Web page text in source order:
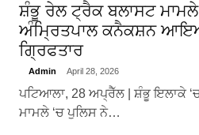
ਸ਼ੰਭੂ ਰੇਲ ਟ੍ਰੈਕ ਬਲਾਸਟ ਮਾਮਲੇ
ਅੰਮ੍ਰਿਤਪਾਲ ਕਨੈਕਸ਼ਨ
ਗ੍ਰਿਫਤਾਰ
Admin April 28, 2026
ਪਟਿਆਲਾ, 28 ਅਪ੍ਰੈੱਲ | ਸ਼ੰਭੂ ਇਲਾਕੇ
ਮਾਮਲੇ ‘ਚ ਪੁਲਿਸ ਨੇ…